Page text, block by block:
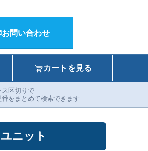
お問い合わせ
カートを見る
ス区切りで
番をまとめて検索できます
ニット